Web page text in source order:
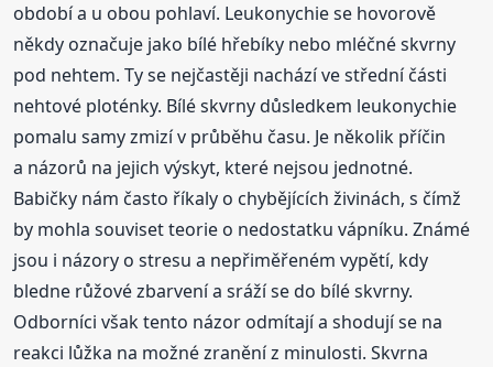
období a u obou pohlaví. Leukonychie se hovorově
někdy označuje jako bílé hřebíky nebo mléčné skvrny
pod nehtem. Ty se nejčastěji nachází ve střední části
nehtové ploténky. Bílé skvrny důsledkem leukonychie
pomalu samy zmizí v průběhu času. Je několik příčin
a názorů na jejich výskyt, které nejsou jednotné.
Babičky nám často říkaly o chybějících živinách, s čímž
by mohla souviset teorie o nedostatku vápníku. Známé
jsou i názory o stresu a nepřiměřeném vypětí, kdy
bledne růžové zbarvení a sráží se do bílé skvrny.
Odborníci však tento názor odmítají a shodují se na
reakci lůžka na možné zranění z minulosti. Skvrna